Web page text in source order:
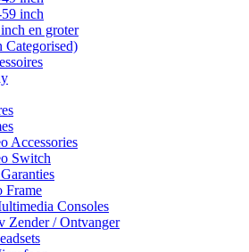
inch
en groter
Accessories
Switch
Frame
Consoles
Zender / Ontvanger